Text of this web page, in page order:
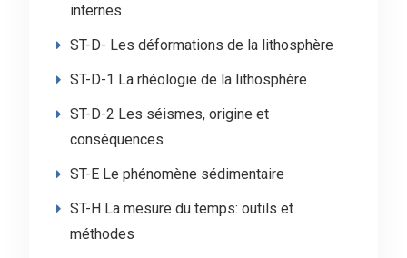
internes
ST-D- Les déformations de la lithosphère
ST-D-1 La rhéologie de la lithosphère
ST-D-2 Les séismes, origine et
conséquences
ST-E Le phénomène sédimentaire
ST-H La mesure du temps: outils et
méthodes